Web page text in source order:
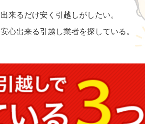
出来るだけ安く引越しがしたい。
安心出来る引越し業者を探している。